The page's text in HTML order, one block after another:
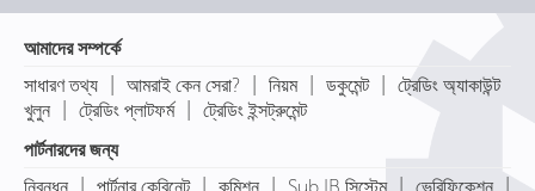
আমাদের সম্পর্কে
সাধারণ তথ্য | আমরাই কেন সেরা? | নিয়ম | ডকুমেন্ট | ট্রেডিং অ্যাকাউন্ট
খুলুন | ট্রেডিং প্লাটফর্ম | ট্রেডিং ইন্সট্রুমেন্ট
পার্টনারদের জন্য
নিবন্ধন
পার্টনার কেবিনেট কমিশন Sub IB সিস্টেম ভেরিফিকেশন